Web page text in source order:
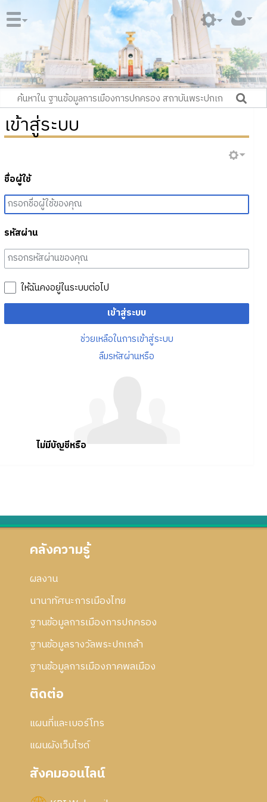
เข้าสู่ระบบ
ชื่อผู้ใช้
รหัสผ่าน
ให้ฉันคงอยู่ในระบบต่อไป
เข้าสู่ระบบ
ช่วยเหลือในการเข้าสู่ระบบ
ลืมรหัสผ่านหรือ
ไม่มีบัญชีหรือ
คลังความรู้
ผลงาน
นานาทัศนะการเมืองไทย
ฐานข้อมูลการเมืองการปกครอง
ฐานข้อมูลรางวัลพระปกเกล้า
ฐานข้อมูลการเมืองภาคพลเมือง
ติดต่อ
แผนที่และเบอร์โทร
แผนผังเว็บไซด์
สังคมออนไลน์